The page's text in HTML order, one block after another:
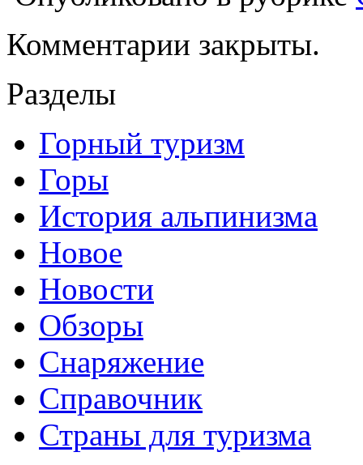
Комментарии закрыты.
Разделы
Горный туризм
Горы
История альпинизма
Новое
Новости
Обзоры
Снаряжение
Справочник
Страны для туризма